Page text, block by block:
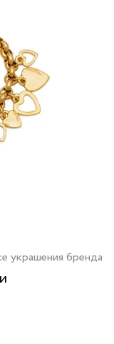
украшения бренда